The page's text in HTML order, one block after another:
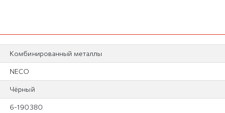
Комбинированный металлы
NECO
Чёрный
6-190380